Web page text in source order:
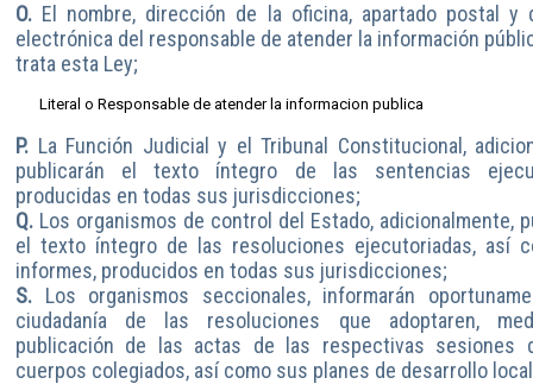
O. El nombre, dirección de la oficina, apartado postal y
electrónica del responsable de atender la información
trata esta Ley;
Literal o Responsable de atender la informacion publica
P. La Función Judicial y el Tribunal Constitucional,
publicarán el texto íntegro de las sentencias
producidas en todas sus jurisdicciones;
Q. Los organismos de control del Estado, adicionalmente,
el texto íntegro de las resoluciones ejecutoriadas, así
informes, producidos en todas sus jurisdicciones;
S. Los organismos seccionales, informarán
ciudadanía de las resoluciones que adoptaren,
publicación de las actas de las respectivas sesiones
cuerpos colegiados, así como sus planes de desarrollo